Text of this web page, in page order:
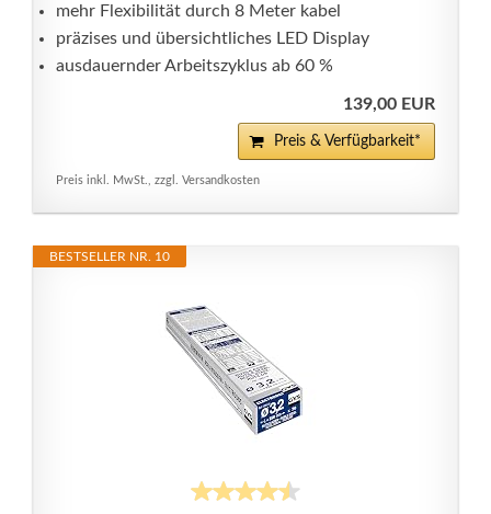
mehr Flexibilität durch 8 Meter kabel
präzises und übersichtliches LED Display
ausdauernder Arbeitszyklus ab 60 %
139,00 EUR
Preis & Verfügbarkeit*
Preis inkl. MwSt., zzgl. Versandkosten
BESTSELLER NR. 10